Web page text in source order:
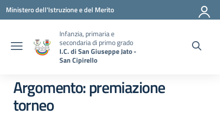
Vai ai contenuti
Vai al menu di navigazione
Vai al footer
Ministero dell'Istruzione e del Merito
Infanzia, primaria e
secondaria di primo grado
I.C. di San Giuseppe Jato -
San Cipirello
Argomento: premiazione
torneo